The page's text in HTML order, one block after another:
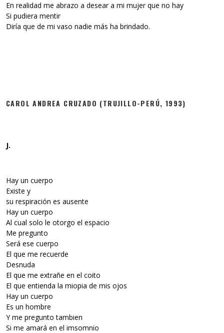
En realidad me abrazo a desear a mi mujer que no hay
Si pudiera mentir
Diría que de mi vaso nadie más ha brindado.
CAROL ANDREA CRUZADO (TRUJILLO-PERÚ, 1993)
J.
Hay un cuerpo
Existe y
su respiración es ausente
Hay un cuerpo
Al cual solo le otorgo el espacio
Me pregunto
Será ese cuerpo
El que me recuerde
Desnuda
El que me extrañe en el coito
El que entienda la miopia de mis ojos
Hay un cuerpo
Es un hombre
Y me pregunto tambien
Si me amará en el imsomnio